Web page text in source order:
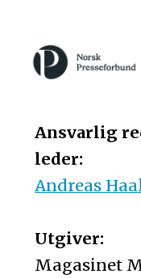
Ansvarlig
leder:
Andreas
Utgiver:
Magasinet